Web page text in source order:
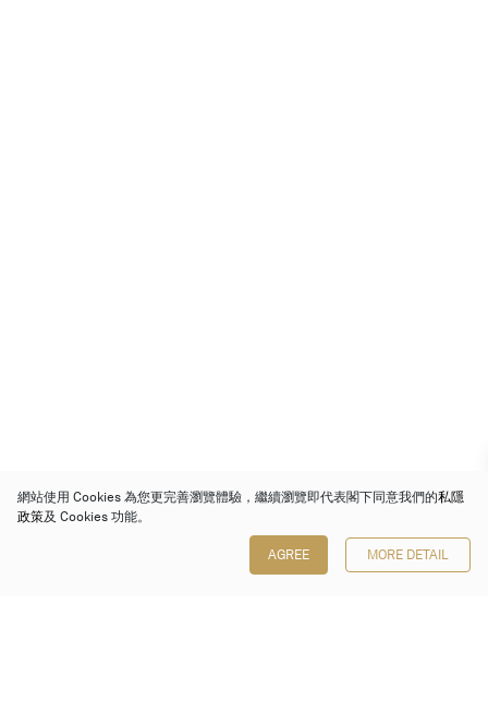
網站使用 Cookies 為您更完善瀏覽體驗，繼續瀏覽即代表閣下同意我們的私隱
政策及 Cookies 功能。
AGREE MORE DETAIL